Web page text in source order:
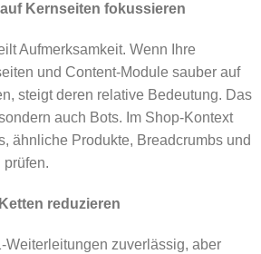
Kernseiten fokussieren
Aufmerksamkeit. Wenn Ihre
und Content-Module sauber auf
steigt deren relative Bedeutung. Das
auch Bots. Im Shop-Kontext
ähnliche Produkte, Breadcrumbs und
prüfen.
reduzieren
Weiterleitungen zuverlässig, aber